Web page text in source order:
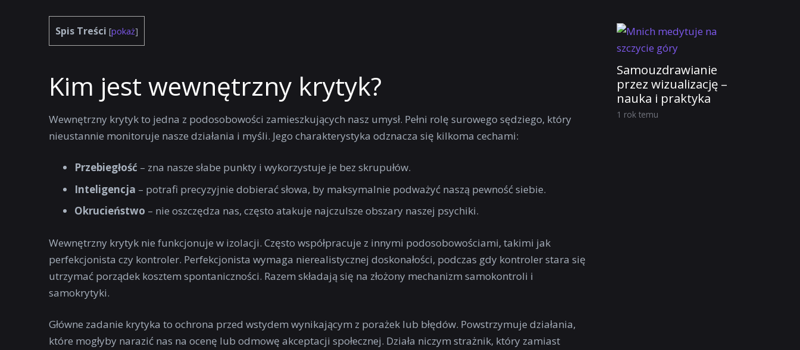
Spis Treści [pokaż]
Kim jest wewnętrzny krytyk?
Wewnętrzny krytyk to jedna z podosobowości zamieszkujących nasz umysł. Pełni rolę surowego sędziego, który
nieustannie monitoruje nasze działania i myśli. Jego charakterystyka odznacza się kilkoma cechami:
Przebiegłość – zna nasze słabe punkty i wykorzystuje je bez skrupułów.
Inteligencja – potrafi precyzyjnie dobierać słowa, by maksymalnie podważyć naszą pewność siebie.
Okrucieństwo – nie oszczędza nas, często atakuje najczulsze obszary naszej psychiki.
Wewnętrzny krytyk nie funkcjonuje w izolacji. Często współpracuje z innymi podosobowościami, takimi jak
perfekcjonista czy kontroler. Perfekcjonista wymaga nierealistycznej doskonałości, podczas gdy kontroler stara się
utrzymać porządek kosztem spontaniczności. Razem składają się na złożony mechanizm samokontroli i
samokrytyki.
Główne zadanie krytyka to ochrona przed wstydem wynikającym z porażek lub błędów. Powstrzymuje działania,
które mogłyby narazić nas na ocenę lub odmowę akceptacji społecznej. Działa niczym strażnik, który zamiast
Samouzdrawianie
przez wizualizację –
nauka i praktyka
1 rok temu